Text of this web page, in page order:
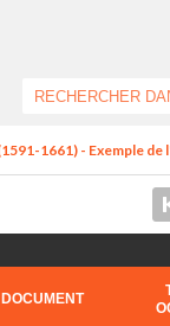
1661) - Exemple de